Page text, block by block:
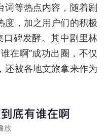
词等热点内容，随着剧
度，加之用户们的积极
口碑发酵。其中剧里林
在啊”成功出圈，不仅
还被各地文旅拿来作为